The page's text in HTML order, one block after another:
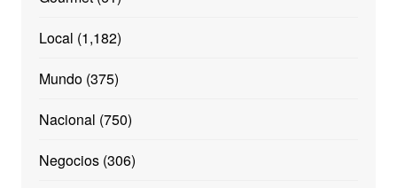
Local (1,182)
Mundo(375)
Nacional (750)
Negocios(306)